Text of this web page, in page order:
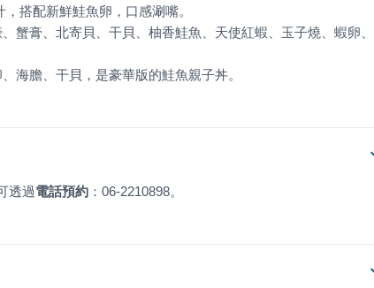
蟹膏、北寄貝、干貝、柚香鮭魚、天使紅蝦、玉子燒、蝦卵、
海膽、干貝，是豪華版的鮭魚親子丼。
透過電話預約 ：06-2210898。